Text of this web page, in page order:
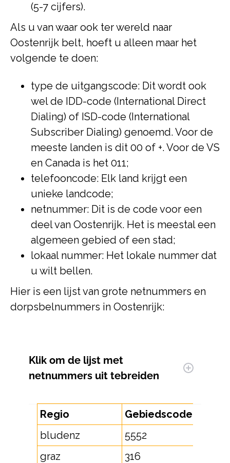
(5-7 cijfers).
Als u van waar ook ter wereld naar
Oostenrijk belt, hoeft u alleen maar het
volgende te doen:
type de uitgangscode: Dit wordt ook
wel de IDD-code (International Direct
Dialing) of ISD-code (International
Subscriber Dialing) genoemd. Voor de
meeste landen is dit 00 of +. Voor de VS
en Canada is het 011;
telefooncode: Elk land krijgt een
unieke landcode;
netnummer: Dit is de code voor een
deel van Oostenrijk. Het is meestal een
algemeen gebied of een stad;
lokaal nummer: Het lokale nummer dat
u wilt bellen.
Hier is een lijst van grote netnummers en
dorpsbelnummers in Oostenrijk:
Klik om de lijst met
netnummers uit tebreiden
Regio
Gebiedscode
bludenz
5552
graz
316